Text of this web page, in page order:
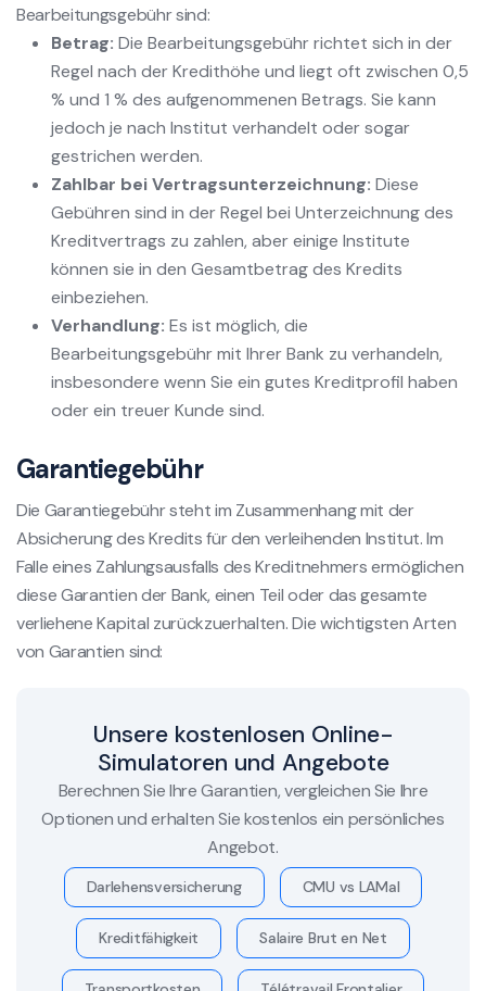
Bearbeitungsgebühr sind:
Betrag: Die Bearbeitungsgebühr richtet sich in der
Regel nach der Kredithöhe und liegt oft zwischen 0,5
% und 1 % des aufgenommenen Betrags. Sie kann
jedoch je nach Institut verhandelt oder sogar
gestrichen werden.
Zahlbar bei Vertragsunterzeichnung: Diese
Gebühren sind in der Regel bei Unterzeichnung des
Kreditvertrags zu zahlen, aber einige Institute
können sie in den Gesamtbetrag des Kredits
einbeziehen.
Verhandlung: Es ist möglich, die
Bearbeitungsgebühr mit Ihrer Bank zu verhandeln,
insbesondere wenn Sie ein gutes Kreditprofil haben
oder ein treuer Kunde sind.
Garantiegebühr
Die Garantiegebühr steht im Zusammenhang mit der
Absicherung des Kredits für den verleihenden Institut. Im
Falle eines Zahlungsausfalls des Kreditnehmers ermöglichen
diese Garantien der Bank, einen Teil oder das gesamte
verliehene Kapital zurückzuerhalten. Die wichtigsten Arten
von Garantien sind:
Unsere kostenlosen Online-
Simulatoren und Angebote
Berechnen Sie Ihre Garantien, vergleichen Sie Ihre
Optionen und erhalten Sie kostenlos ein persönliches
Angebot.
Darlehensversicherung CMU vs LAMal
Kreditfähigkeit Salaire Brut en Net